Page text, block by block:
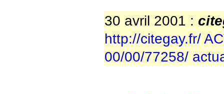
30 avril 2001 :
http://citegay.fr/
00/00/77258/